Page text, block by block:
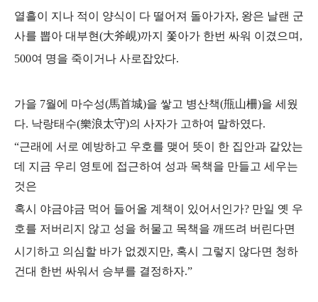
열흘이 지나 적이 양식이 다 떨어져 돌아가자, 왕은 날랜 군
사를 뽑아 대부현(大斧峴)까지 쫓아가 한번 싸워 이겼으며,
500여 명을 죽이거나 사로잡았다.
가을 7월에 마수성(馬首城)을 쌓고 병산책(甁山柵)을 세웠
다. 낙랑태수(樂浪太守)의 사자가 고하여 말하였다.
“근래에 서로 예방하고 우호를 맺어 뜻이 한 집안과 같았는
데 지금 우리 영토에 접근하여 성과 목책을 만들고 세우는
것은
혹시 야금야금 먹어 들어올 계책이 있어서인가? 만일 옛 우
호를 저버리지 않고 성을 허물고 목책을 깨뜨려 버린다면
시기하고 의심할 바가 없겠지만, 혹시 그렇지 않다면 청하
건대 한번 싸워서 승부를 결정하자.”